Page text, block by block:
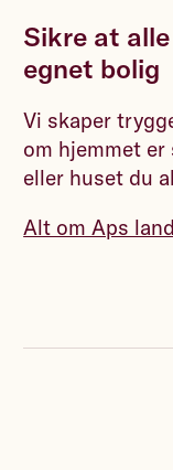
Sikre at
egnet bolig
Vi skaper
om hjemmet
eller huset du
Alt om Aps